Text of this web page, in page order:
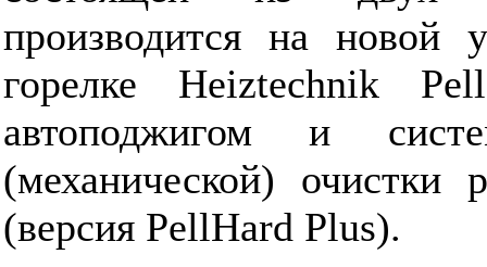
производится на новой
горелке Heiztechnik
автоподжигом и
(механической) очистки
(версия PellHard Plus).